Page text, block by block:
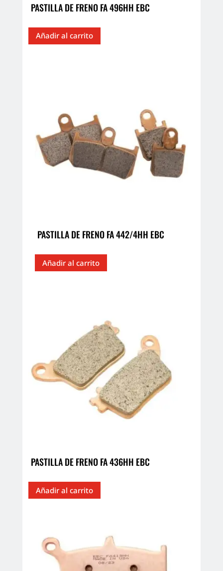
PASTILLA DE FRENO FA 496HH EBC
Añadir al carrito
PASTILLA DE FRENO FA 442/4HH EBC
Añadir al carrito
PASTILLA DE FRENO FA 436HH EBC
Añadir al carrito